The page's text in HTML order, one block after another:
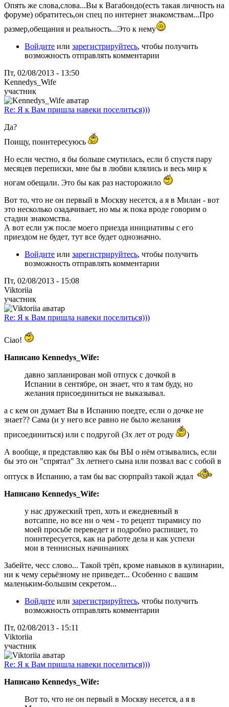
Опять же слова,слова...Вы к Вагабондо(есть такая личность на
форуме) обратитесь,он спец по интернет знакомствам...Про
размер,обещания и реальность...Это к нему
Войдите или зарегистрируйтесь, чтобы получить
возможность отправлять комментарии
Пт, 02/08/2013 - 13:50
Kennedys_Wife
участник
Re: Я к Вам пришла навеки поселиться)))
Да?
Поищу, поинтересуюсь
Но если честно, я бы больше смутилась, если б спустя пару
месяцев переписки, мне бы в любви клялись и весь мир к
ногам обещали. Это бы как раз насторожило
Вот то, что не он первый в Москву несется, а я в Милан - вот
это несколько озадачивает, но мы ж пока вроде говорим о
стадии знакомства.
А вот если уж после моего приезда инициативы с его
приездом не будет, тут все будет однозначно.
Войдите или зарегистрируйтесь, чтобы получить
возможность отправлять комментарии
Пт, 02/08/2013 - 15:08
Viktoriia
участник
Re: Я к Вам пришла навеки поселиться)))
Ciao!
Написано Kennedys_Wife:
давно запланирован мой отпуск с дочкой в
Испании в сентябре, он знает, что я там буду, но
желания присоединиться не выказывал.
а с кем он думает Вы в Испанию поедте, если о дочке не
знает?? Сама (и у него все равно не было желания
присоединиться) или с подругой (3х лет от роду
)
А вообще, я представляю как бы ВЫ о нём отзывались, если
бы это он "спрятал" 3х летнего сына или позвал вас с собой в
оптуск в Испанию, а там бы вас сюрпрайз такой ждал
Написано Kennedys_Wife:
у нас дружеский треп, хоть и ежедневный в
вотсаппе, но все ни о чем - то рецепт тирамису по
моей просьбе переведет и подробно распишет, то
поинтересуется, как на работе дела и как успехи
мои в теннисных начинаниях
Забейте, чесс слово... Такой трёп, кроме навыков в кулинарии,
ни к чему серьёзному не приведет... Особенно с вашим
маленьким-большим секретом...
Войдите или зарегистрируйтесь, чтобы получить
возможность отправлять комментарии
Пт, 02/08/2013 - 15:11
Viktoriia
участник
Re: Я к Вам пришла навеки поселиться)))
Написано Kennedys_Wife:
Вот то, что не он первый в Москву несется, а я в